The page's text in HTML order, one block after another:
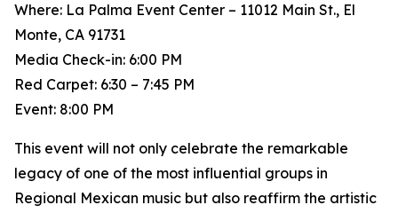
Where: La Palma Event Center – 11012 Main St., El
Monte, CA 91731
Media Check-in: 6:00 PM
Red Carpet: 6:30 – 7:45 PM
Event: 8:00 PM
This event will not only celebrate the remarkable
legacy of one of the most influential groups in
Regional Mexican music but also reaffirm the artistic